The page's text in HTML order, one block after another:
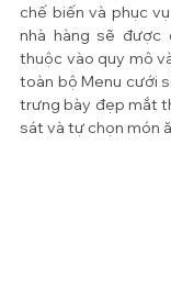
chế biến và phục
nhà hàng sẽ được
thuộc vào quy mô
toàn bộ Menu cưới
trưng bày đẹp mắt
sát và tự chọn món